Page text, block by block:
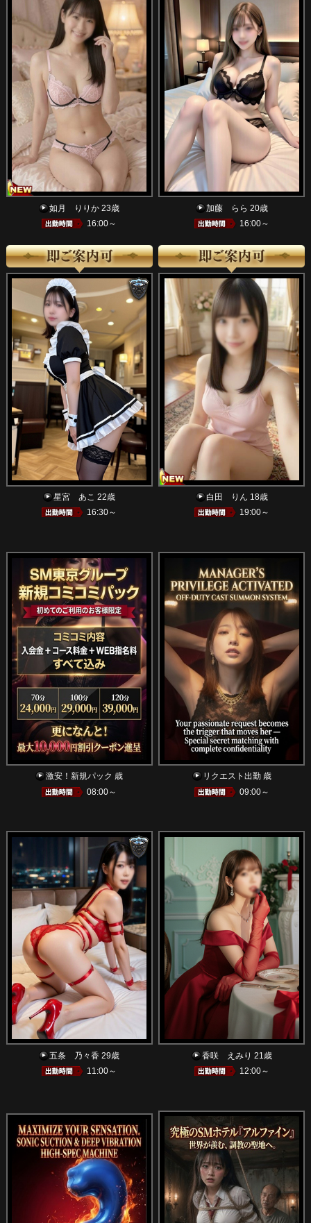
如月 りりか 23歳
16:00～
加藤 らら 20歳
16:00～
星宮 あこ 22歳
16:30～
白田 りん 18歳
19:00～
激安！新規パック 歳
08:00～
リクエスト出勤 歳
09:00～
五条 乃々香 29歳
11:00～
香咲 えみり 21歳
12:00～